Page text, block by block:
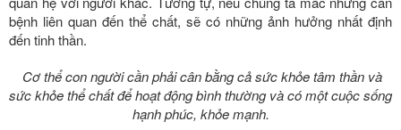
bệnh liên quan đến thể chất, sẽ có những ảnh hưởng nhất định
đến tinh thần.
Cơ thể con người cần phải cân bằng cả sức khỏe tâm thần và
sức khỏe thể chất để hoạt động bình thường và có một cuộc sống
hạnh phúc, khỏe mạnh.